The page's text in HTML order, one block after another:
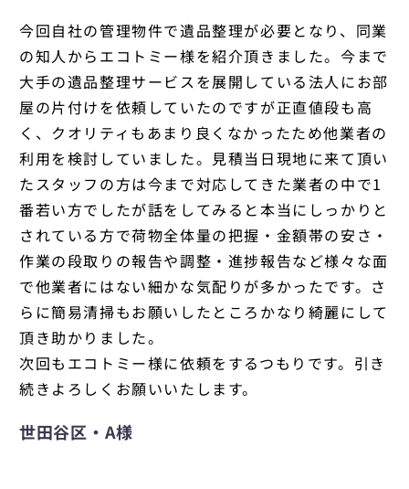
今回自社の管理物件で遺品整理が必要となり、同業
の知人からエコトミー様を紹介頂きました。今まで
大手の遺品整理サービスを展開している法人にお部
屋の片付けを依頼していたのですが正直値段も高
く、クオリティもあまり良くなかったため他業者の
利用を検討していました。見積当日現地に来て頂い
たスタッフの方は今まで対応してきた業者の中で1
番若い方でしたが話をしてみると本当にしっかりと
されている方で荷物全体量の把握・金額帯の安さ・
作業の段取りの報告や調整・進捗報告など様々な面
で他業者にはない細かな気配りが多かったです。さ
らに簡易清掃もお願いしたところかなり綺麗にして
頂き助かりました。
次回もエコトミー様に依頼をするつもりです。引き
続きよろしくお願いいたします。
世田谷区・A様